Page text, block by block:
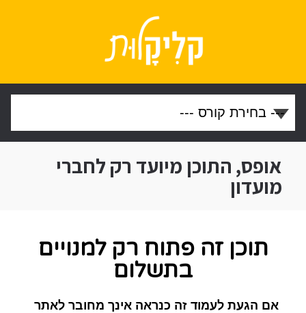
אופס, התוכן מיועד רק לחברי
מועדון
תוכן זה פתוח רק למנויים
בתשלום
אם הגעת לעמוד זה כנראה אינך מחובר לאתר